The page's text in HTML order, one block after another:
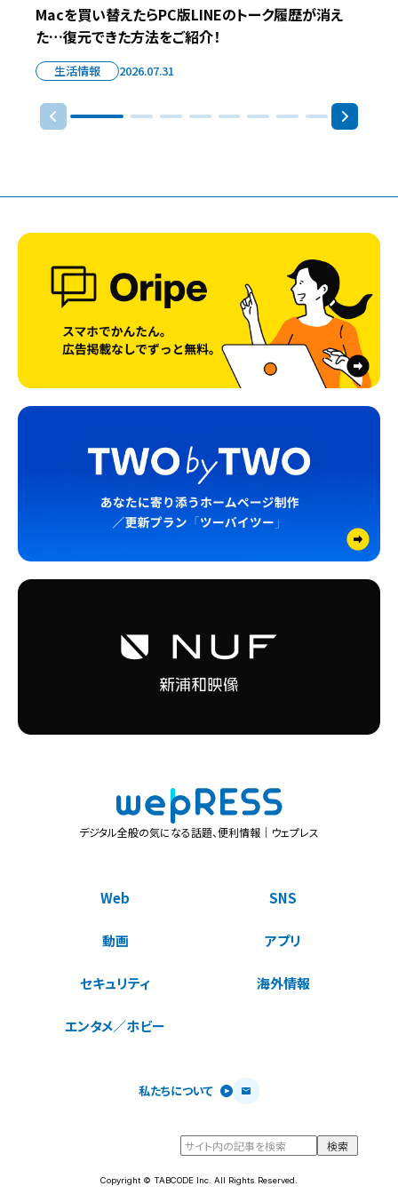
Macを買い替えたらPC版LINEのトーク履歴が消え
た…復元できた方法をご紹介！
生活情報 2026.07.31
デジタル全般の気になる話題、便利情報｜ウェプレス
Web SNS
動画 アプリ
セキュリティ 海外情報
エンタメ／ホビー
私たちについて
Copyright © TABCODE Inc. All Rights Reserved.